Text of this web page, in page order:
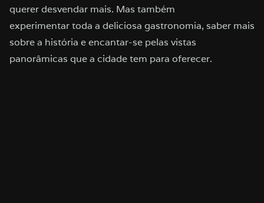
querer desvendar mais. Mas também
experimentar toda a deliciosa gastronomia, saber mais
sobre a história e encantar-se pelas vistas
panorâmicas que a cidade tem para oferecer.